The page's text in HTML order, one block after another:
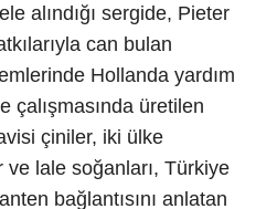
alındığı sergide, Pieter
can bulan
Hollanda yardım
üretilen
çiniler, iki ülke
lale soğanları, Türkiye
bağlantısını anlatan